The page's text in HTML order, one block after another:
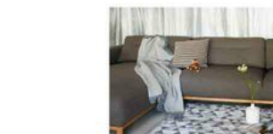
Narma smartWeave® vaip Luke beige